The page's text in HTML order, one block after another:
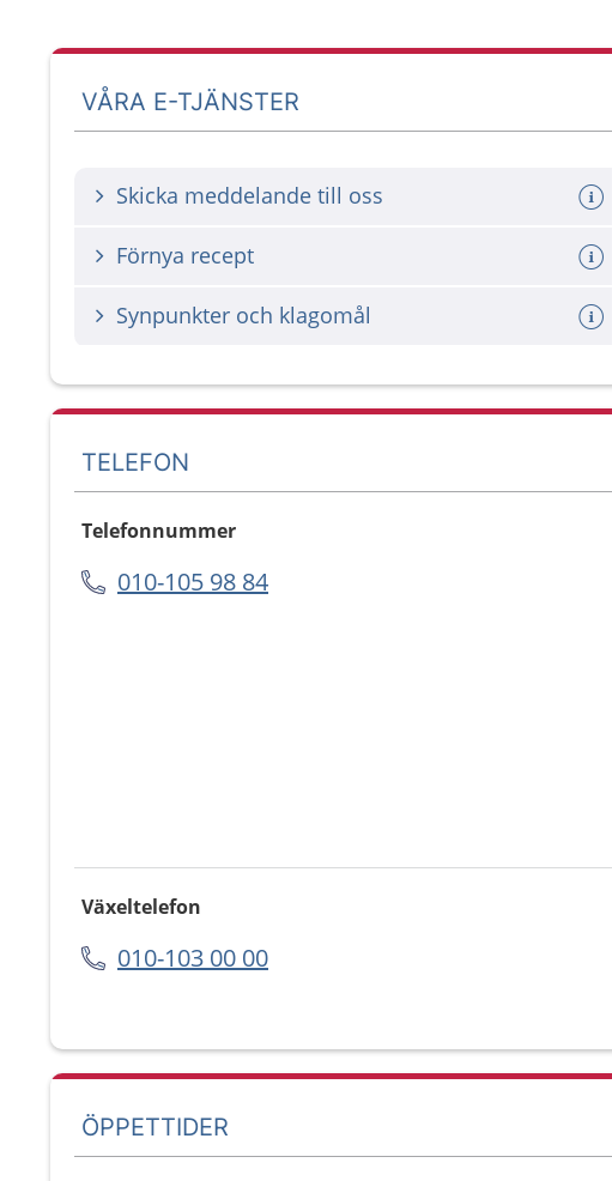
VÅRA E-TJÄNSTER
Skicka meddelande till oss
Förnya recept
Synpunkter och klagomål
TELEFON
Telefonnummer
010-105 98 84
Växeltelefon
010-103 00 00
ÖPPETTIDER